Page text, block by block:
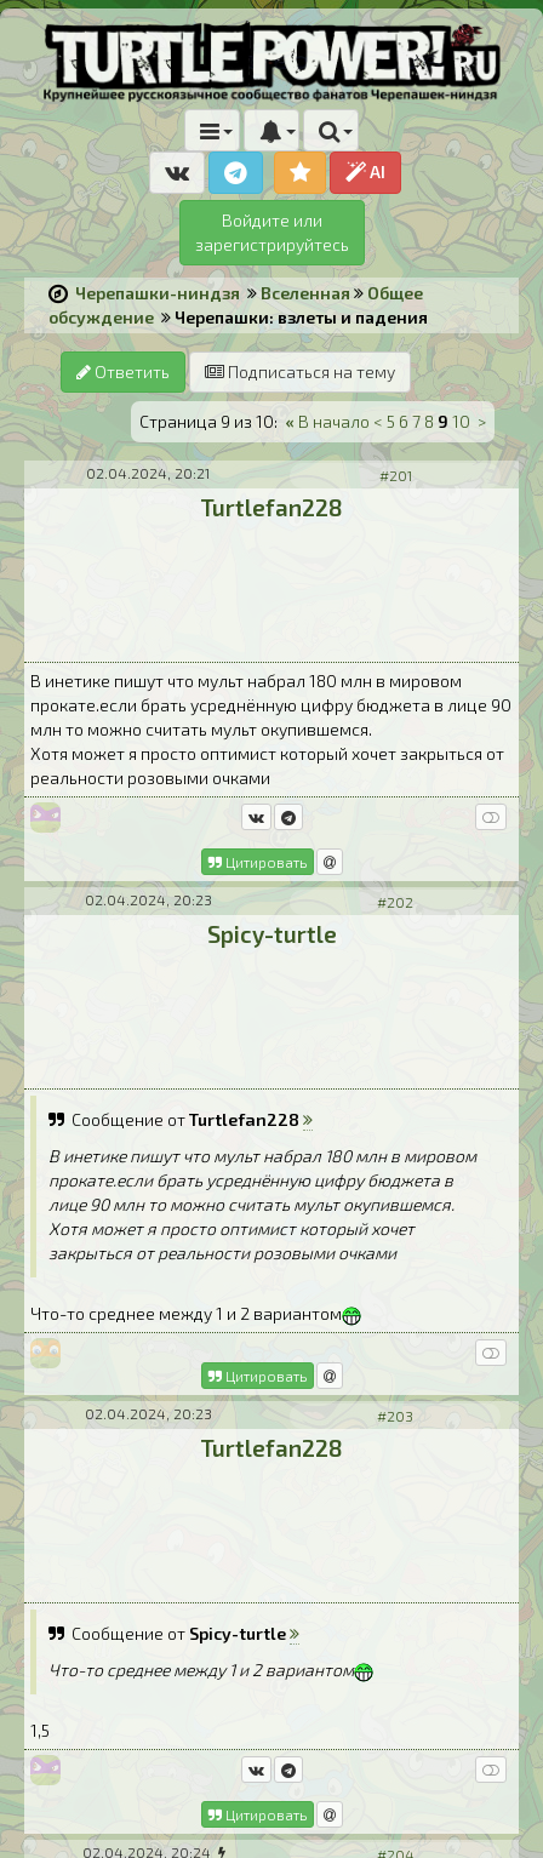
AI
Войдите или
зарегистрируйтесь
Черепашки-ниндзя Вселенная
Общее
обсуждение
Черепашки: взлеты и падения
Ответить Подписаться на тему
Страница 9 из 10: « В начало < 5 6 7 8 9 10 >
02.04.2024, 20:21 #201
Turtlefan228
В инетике пишут что мульт набрал 180 млн в мировом
прокате.если брать усреднённую цифру бюджета в лице 90
млн то можно считать мульт окупившемся.
Хотя может я просто оптимист который хочет закрыться от
реальности розовыми очками
Цитировать
02.04.2024, 20:23 #202
Spicy-turtle
Сообщение отTurtlefan228
В инетике пишут что мульт набрал 180 млн в мировом
прокате.если брать усреднённую цифру бюджета в
лице 90 млн то можно считать мульт окупившемся.
Хотя может я просто оптимист который хочет
закрыться от реальности розовыми очками
Что-то среднее между 1 и 2 вариантом
Цитировать
02.04.2024, 20:23 #203
Turtlefan228
Сообщение от Spicy-turtle
Что-то среднее между 1 и 2 вариантом
1,5
Цитировать
02.04.2024, 20:24 #204